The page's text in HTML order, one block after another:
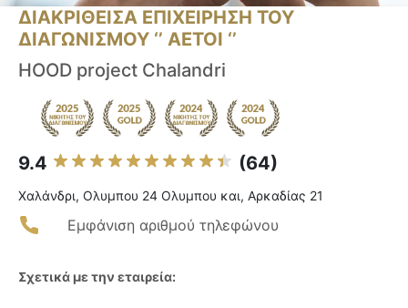
ΔΙΑΚΡΙΘΕΙΣΑ ΕΠΙΧΕΙΡΗΣΗ ΤΟΥ
ΔΙΑΓΩΝΙΣΜΟΥ ‘’ ΑΕΤΟΙ ‘’
HOOD project Chalandri
9.4 (64)
Χαλάνδρι, Ολυμπου 24 Ολυμπου και, Αρκαδίας 21
Εμφάνιση αριθμού τηλεφώνου
Σχετικά με την εταιρεία: